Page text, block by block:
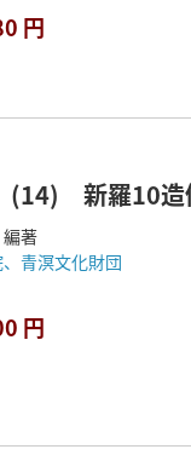
円
(14) 新羅10造
著
青溟文化財団
円